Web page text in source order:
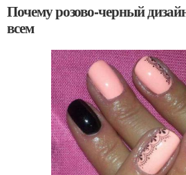
Почему розово-черный
всем